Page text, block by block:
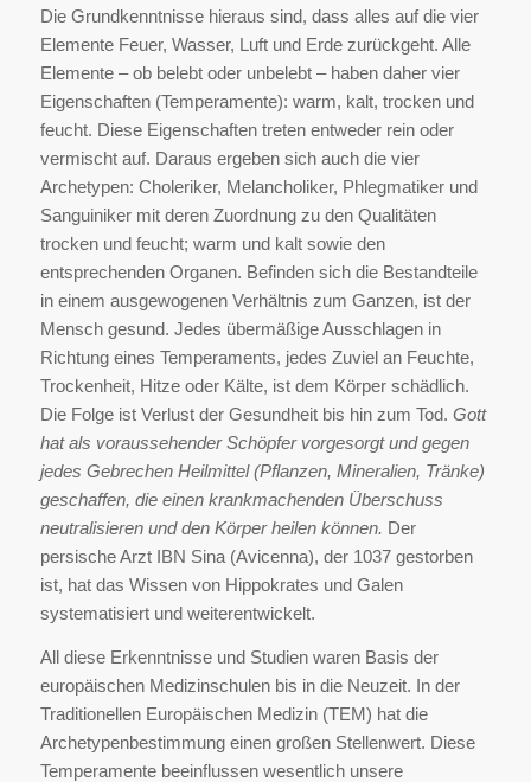
Die Grundkenntnisse hieraus sind, dass alles auf die vier
Elemente Feuer, Wasser, Luft und Erde zurückgeht. Alle
Elemente – ob belebt oder unbelebt – haben daher vier
Eigenschaften (Temperamente): warm, kalt, trocken und
feucht. Diese Eigenschaften treten entweder rein oder
vermischt auf. Daraus ergeben sich auch die vier
Archetypen: Choleriker, Melancholiker, Phlegmatiker und
Sanguiniker mit deren Zuordnung zu den Qualitäten
trocken und feucht; warm und kalt sowie den
entsprechenden Organen. Befinden sich die Bestandteile
in einem ausgewogenen Verhältnis zum Ganzen, ist der
Mensch gesund. Jedes übermäßige Ausschlagen in
Richtung eines Temperaments, jedes Zuviel an Feuchte,
Trockenheit, Hitze oder Kälte, ist dem Körper schädlich.
Die Folge ist Verlust der Gesundheit bis hin zum Tod. Gott
hat als voraussehender Schöpfer vorgesorgt und gegen
jedes Gebrechen Heilmittel (Pflanzen, Mineralien, Tränke)
geschaffen, die einen krankmachenden Überschuss
neutralisieren und den Körper heilen können. Der
persische Arzt IBN Sina (Avicenna), der 1037 gestorben
ist, hat das Wissen von Hippokrates und Galen
systematisiert und weiterentwickelt.
All diese Erkenntnisse und Studien waren Basis der
europäischen Medizinschulen bis in die Neuzeit. In der
Traditionellen Europäischen Medizin (TEM) hat die
Archetypenbestimmung einen großen Stellenwert. Diese
Temperamente beeinflussen wesentlich unsere